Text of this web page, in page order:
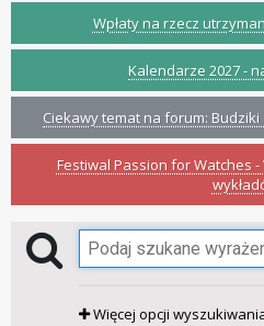
Wpłaty na rzecz
Kalendarze 2027 -
Ciekawy temat na forum:
Festiwal Passion for Watches -
Więcej opcji